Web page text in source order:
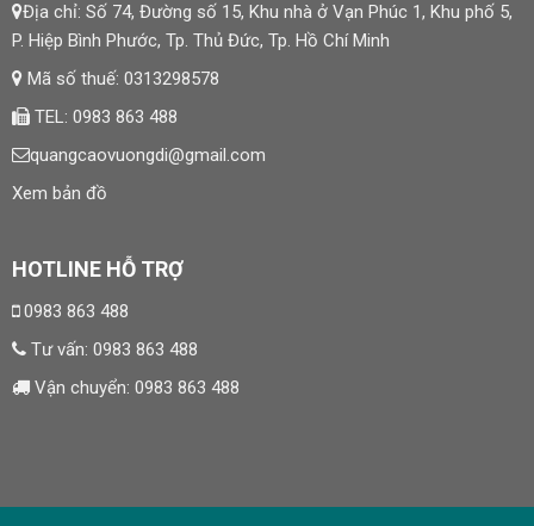
Địa chỉ: Số 74, Đường số 15, Khu nhà ở Vạn Phúc 1, Khu phố 5,
P. Hiệp Bình Phước, Tp. Thủ Đức, Tp. Hồ Chí Minh
Mã số thuế: 0313298578
TEL: 0983 863 488
quangcaovuongdi@gmail.com
Xem bản đồ
HOTLINE HỖ TRỢ
0983 863 488
Tư vấn: 0983 863 488
Vận chuyển: 0983 863 488